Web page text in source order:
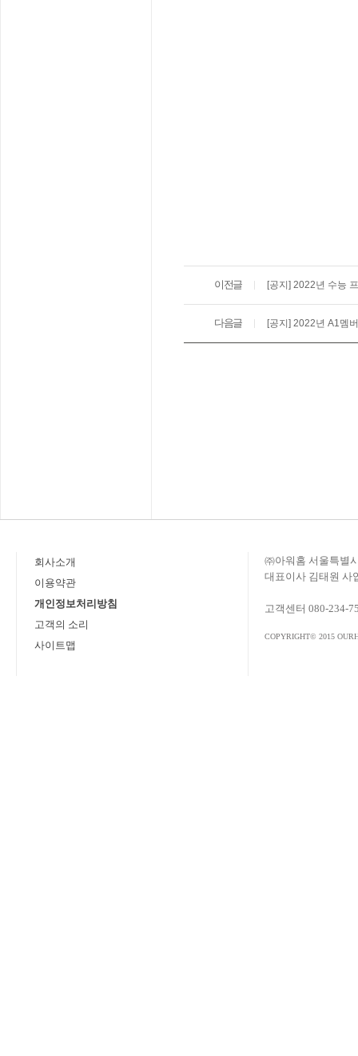
이전글 [공지] 2022년 수능
다음글 [공지] 2022년 A1멤
회사소개
이용약관
개인정보처리방침
고객의 소리
사이트맵
㈜아워홈 서울특별
대표이사 김태원 사
고객센터 080-234-
COPYRIGHT© 2015